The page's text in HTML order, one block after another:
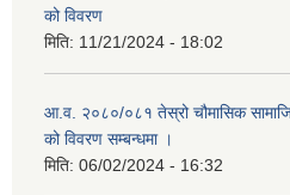
को विवरण
मिति: 11/21/2024 - 18:02
आ.व. २०८०/०८१ तेस्रो चौमासिक सामाजिक
को विवरण सम्बन्धमा ।
मिति: 06/02/2024 - 16:32